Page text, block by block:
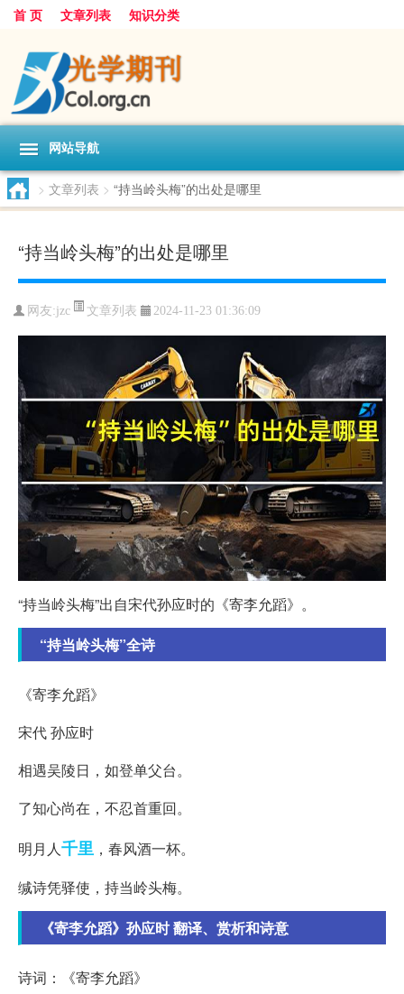
首 页 文章列表 知识分类
网站导航
> 文章列表 > “持当岭头梅”的出处是哪里
“持当岭头梅”的出处是哪里
网友:jzc 文章列表 2024-11-23 01:36:09
“持当岭头梅”出自宋代孙应时的《寄李允蹈》。
“持当岭头梅”全诗
《寄李允蹈》
宋代 孙应时
相遇吴陵日，如登单父台。
了知心尚在，不忍首重回。
明月人千里 ，春风酒一杯。
缄诗凭驿使，持当岭头梅。
《寄李允蹈》孙应时 翻译、赏析和诗意
诗词：《寄李允蹈》